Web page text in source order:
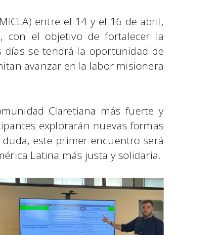
entre el 14 y el 16 de abril,
con el objetivo de fortalecer la
se tendrá la oportunidad de
avanzar en la labor misionera
Claretiana más fuerte y
explorarán nuevas formas
este primer encuentro será
Latina más justa y solidaria.